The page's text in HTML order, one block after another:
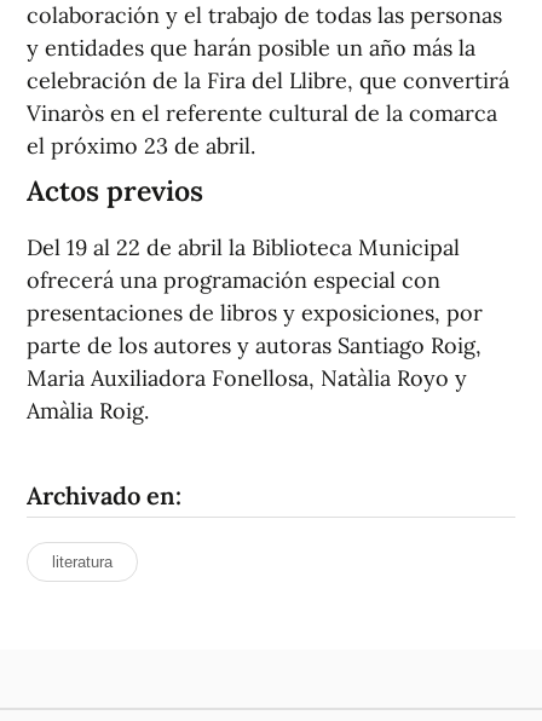
colaboración y el trabajo de todas las personas
y entidades que harán posible un año más la
celebración de la Fira del Llibre, que convertirá
Vinaròs en el referente cultural de la comarca
el próximo 23 de abril.
Actos previos
Del 19 al 22 de abril la Biblioteca Municipal
ofrecerá una programación especial con
presentaciones de libros y exposiciones, por
parte de los autores y autoras Santiago Roig,
Maria Auxiliadora Fonellosa, Natàlia Royo y
Amàlia Roig.
Archivado en:
literatura